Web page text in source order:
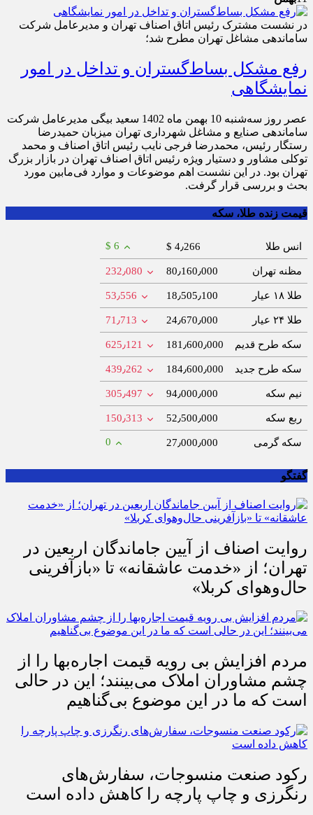
در نشست مشترک رئیس اتاق اصناف تهران و مدیرعامل شرکت
ساماندهی مشاغل تهران مطرح شد؛
رفع مشکل بساط‌گستران و تداخل در امور
نمایشگاهی
عصر روز سه‌شنبه 10 بهمن ماه 1402 سعید بیگی مدیرعامل شرکت
ساماندهی صنایع و مشاغل شهرداری تهران میزبان حمیدرضا
رستگار رئیس، محمدرضا فرجی نایب رئیس اتاق اصناف و محمد
توکلی مشاور و دستیار ویژه رئیس اتاق اصناف تهران در بازار بزرگ
تهران بود. در این نشست اهم موضوعات و موارد فی‌مابین مورد
بحث و بررسی قرار گرفت.
قیمت زنده طلا، سکه
انس طلا $ 4٫266 $ 6
مظنه تهران 80٫160٫000 232٫080
طلا ۱۸ عیار 18٫505٫100 53٫556
طلا ۲۴ عیار 24٫670٫000 71٫713
سکه طرح قدیم 181٫600٫000 625٫121
سکه طرح جدید 184٫600٫000 439٫262
نیم سکه 94٫000٫000 305٫497
ربع سکه 52٫500٫000 150٫313
سکه گرمی 27٫000٫000 0
گفتگو
روایت اصناف از آیین جاماندگان اربعین در
تهران؛ از «خدمت عاشقانه» تا «بازآفرینی
حال‌وهوای کربلا»
مردم افزایش بی رویه قیمت اجاره‌بها را از
چشم مشاوران املاک می‌بینند؛ این در حالی
است که ما در این موضوع بی‌گناهیم
رکود صنعت منسوجات، سفارش‌های
رنگرزی و چاپ پارچه را کاهش داده است